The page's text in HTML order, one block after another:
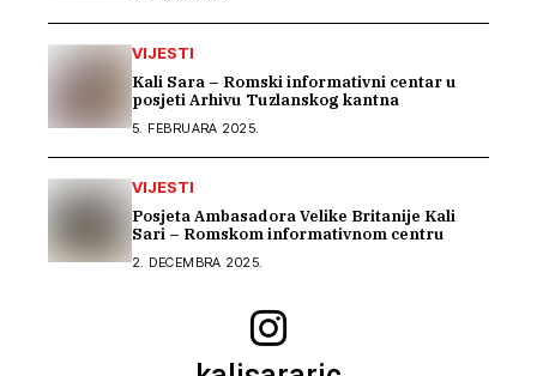
VIJESTI
Kali Sara – Romski informativni centar u
posjeti Arhivu Tuzlanskog kantna
5. FEBRUARA 2025.
VIJESTI
Posjeta Ambasadora Velike Britanije Kali
Sari – Romskom informativnom centru
2. DECEMBRA 2025.